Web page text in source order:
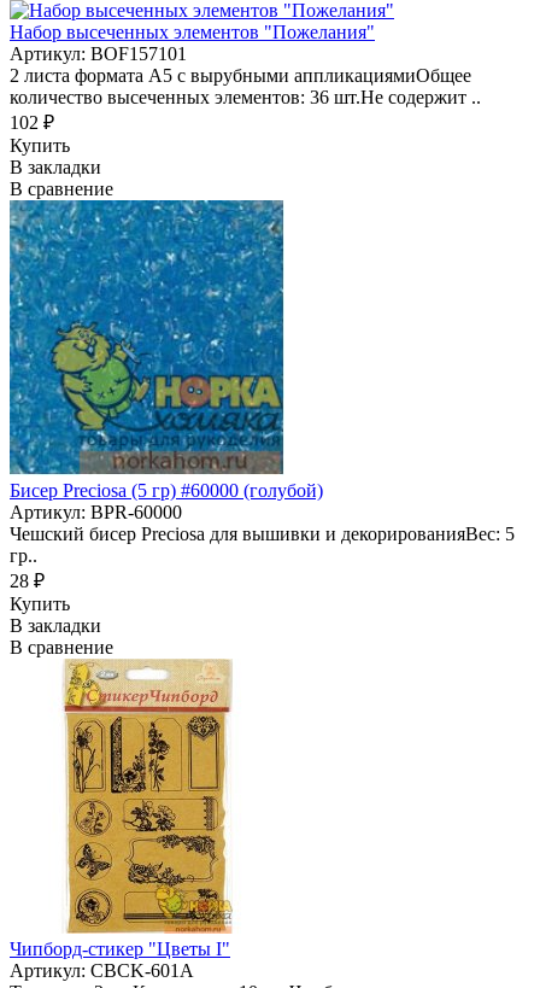
Набор высеченных элементов "Пожелания"
Артикул: BOF157101
2 листа формата А5 с вырубными аппликациямиОбщее
количество высеченных элементов: 36 шт.Не содержит ..
102 ₽
Купить
В закладки
В сравнение
Бисер Preciosa (5 гр) #60000 (голубой)
Артикул: BPR-60000
Чешский бисер Preciosa для вышивки и декорированияВес: 5
гр..
28 ₽
Купить
В закладки
В сравнение
Чипборд-стикер "Цветы I"
Артикул: CBCK-601A